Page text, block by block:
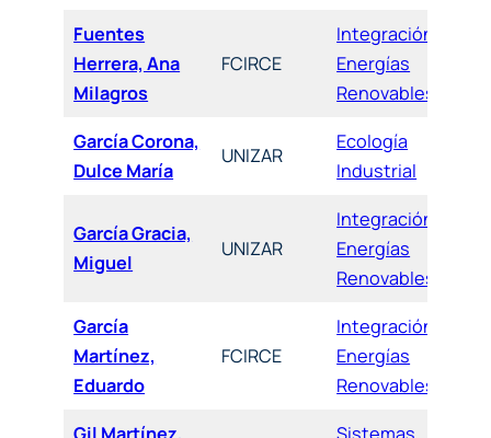
Fuentes
Herrera, Ana
Milagros
FCIRCE
Integración de
Energías
Renovables
García Corona,
Dulce María
UNIZAR
Ecología
Industrial
García Gracia,
Miguel
UNIZAR
Integración de
Energías
Renovables
García
Martínez,
Eduardo
FCIRCE
Integración de
Energías
Renovables